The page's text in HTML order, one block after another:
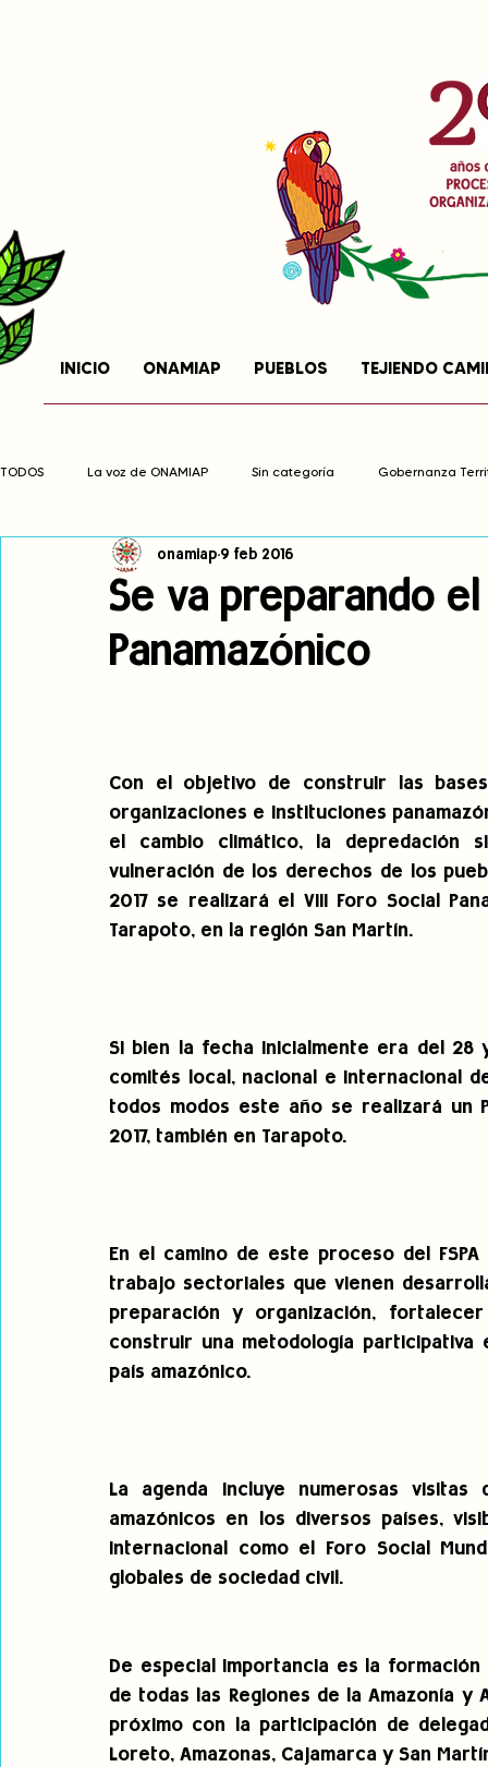
INICIO ONAMIAP PUEBLOS TEJIENDO
TODOS La voz de ONAMIAP Sin categoría Gobernanza
Cambio climático Navegador indígena
Pronunciamientos Observatorio de consulta previa
Se va preparando el
Panamazónico
onamiap 9 feb 2016
Con el objetivo de construir las
organizaciones e instituciones
el cambio climático, la depredación
vulneración de los derechos de los
2017 se realizará el VIII Foro Social
Tarapoto, en la región San Martín.
Si bien la fecha inicialmente era del 28
comités local, nacional e internacional
todos modos este año se realizará un
2017, también en Tarapoto.
En el camino de este proceso del
trabajo sectoriales que vienen
preparación y organización,
construir una metodología
país amazónico.
La agenda incluye numerosas
amazónicos en los diversos países,
internacional como el Foro Social
globales de sociedad civil.
De especial importancia es la
de todas las Regiones de la Amazonía y
próximo con la participación de
Loreto, Amazonas, Cajamarca y San